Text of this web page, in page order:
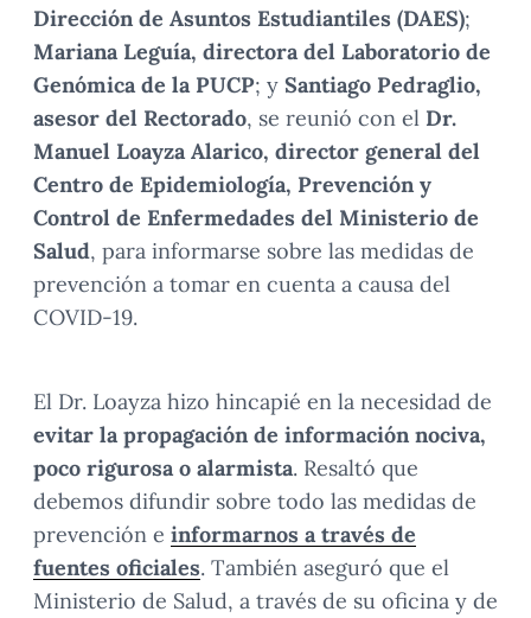
Dirección de Asuntos Estudiantiles (DAES);
Mariana Leguía, directora del Laboratorio de
Genómica de la PUCP; y Santiago Pedraglio,
asesor del Rectorado, se reunió con el Dr.
Manuel Loayza Alarico, director general del
Centro de Epidemiología, Prevención y
Control de Enfermedades del Ministerio de
Salud, para informarse sobre las medidas de
prevención a tomar en cuenta a causa del
COVID-19.
El Dr. Loayza hizo hincapié en la necesidad de
evitar la propagación de información nociva,
poco rigurosa o alarmista. Resaltó que
debemos difundir sobre todo las medidas de
prevención e informarnos a través de
fuentes oficiales. También aseguró que el
Ministerio de Salud, a través de su oficina y de